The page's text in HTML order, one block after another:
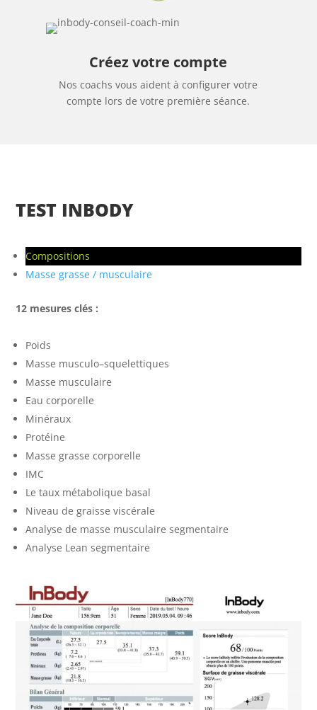
Créez votre compte
Nos coachs vous aident à configurer votre
compte lors de votre première séance.
TEST INBODY
Compositions
Masse grasse / musculaire
12 mesures clés :
Poids
Masse musculo–squelettiques
Masse musculaire
Eau corporelle
Minéraux
Protéine
Masse grasse corporelle
IMC
Le taux métabolique basal
Niveau de graisse viscérale
Analyse de masse musculaire segmentaire
Analyse Lean segmentaire